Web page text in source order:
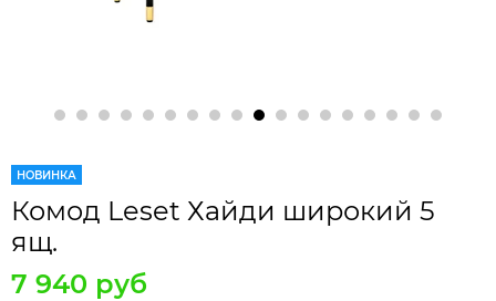
НОВИНКА
Комод Leset Хайди широкий 5
ящ.
7 940 руб